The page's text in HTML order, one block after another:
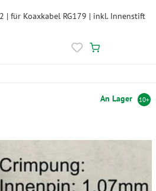
| für Koaxkabel RG179 | inkl. Innenstift
An Lager 10+